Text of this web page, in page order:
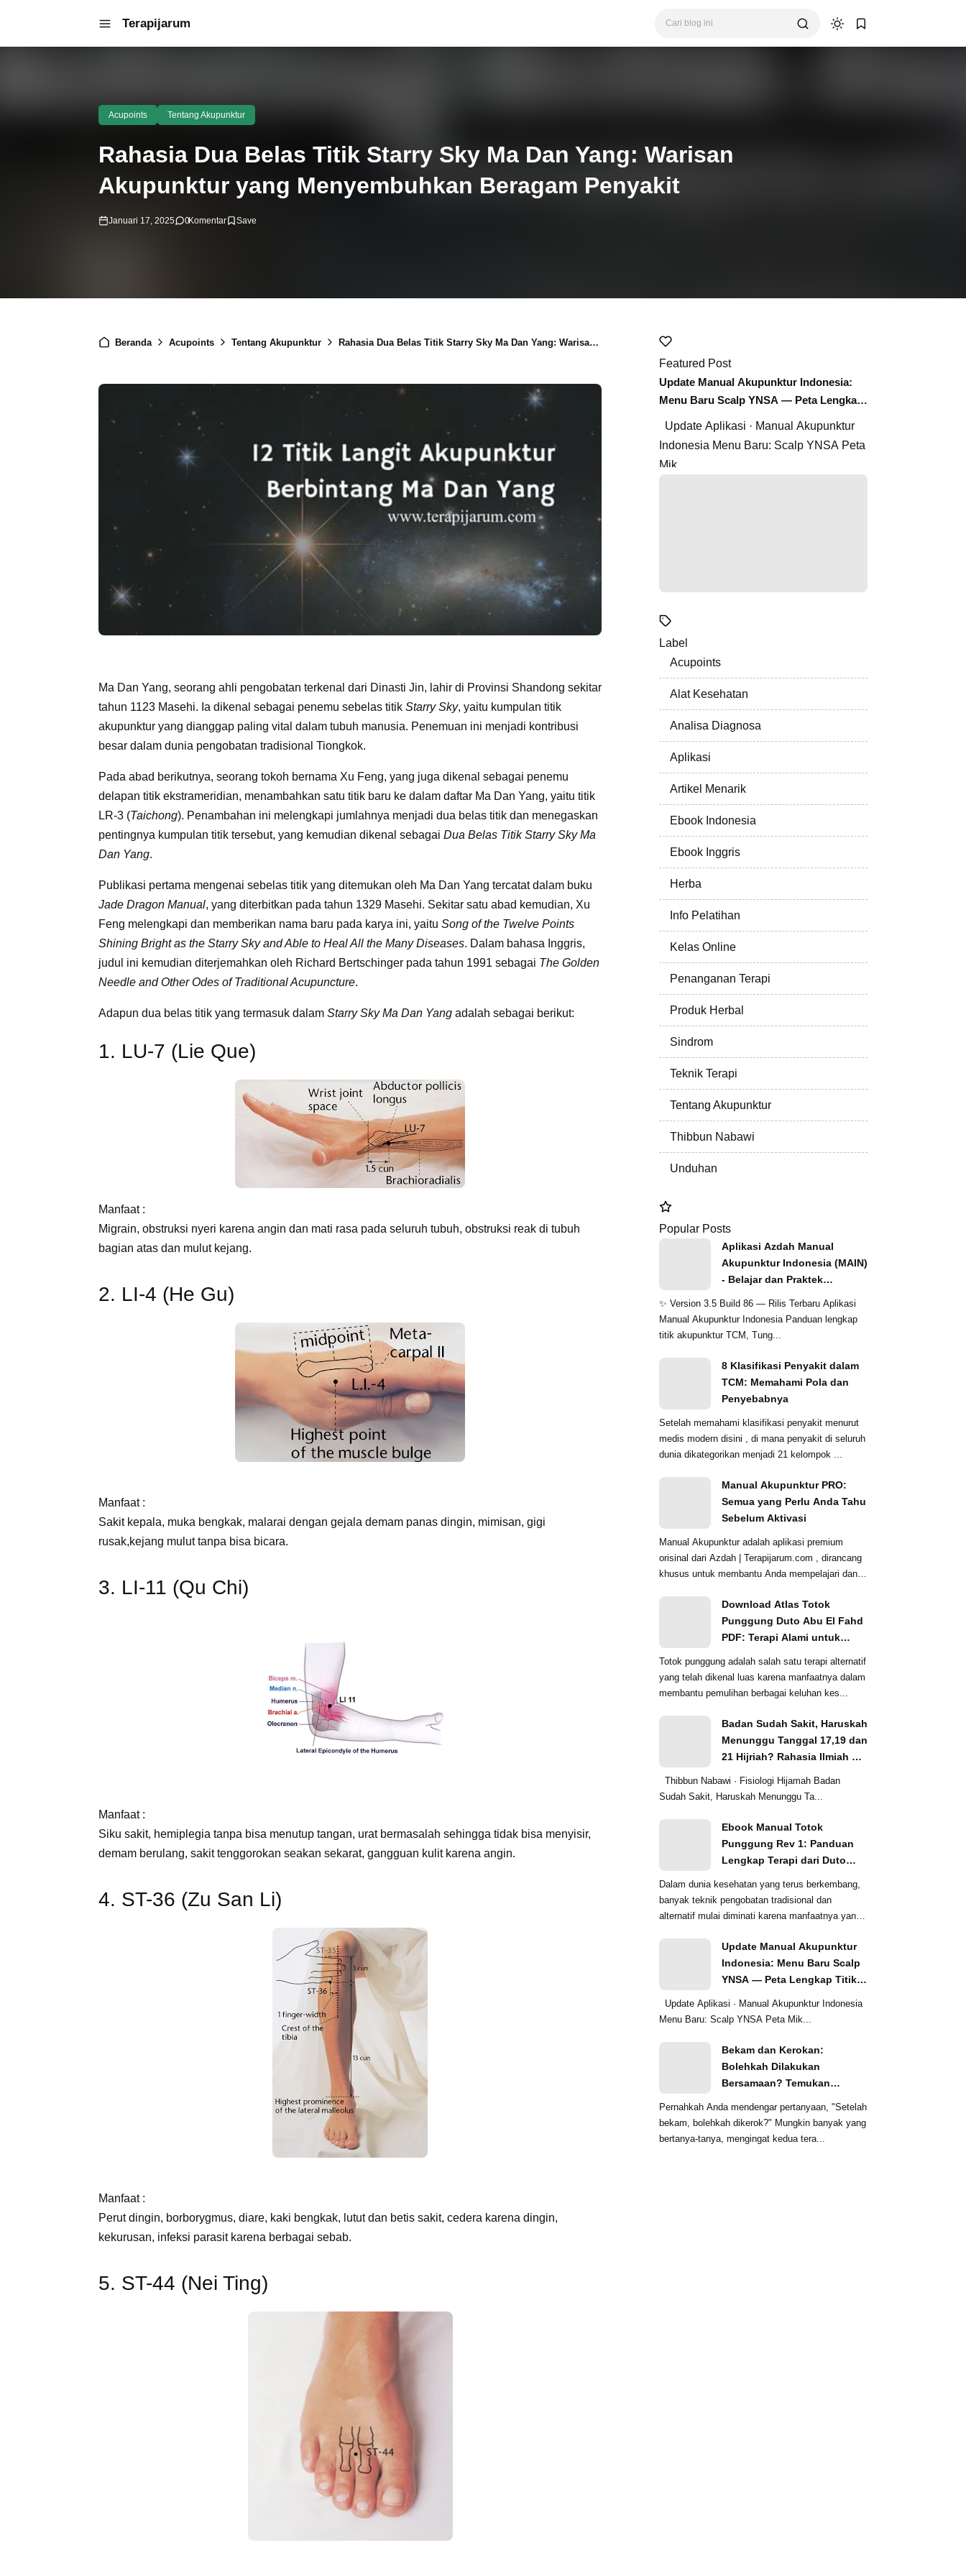
Terapijarum
Acupoints Tentang Akupunktur
Rahasia Dua Belas Titik Starry Sky Ma Dan Yang: Warisan
Akupunktur yang Menyembuhkan Beragam Penyakit
Januari 17, 2025 0Komentar
Beranda Acupoints Tentang Akupunktur Rahasia Dua Belas Titik Starry Sky Ma Dan Yang: Warisan Akupunktur yang Menyembuhkan Beragam Penyakit
Ma Dan Yang, seorang ahli pengobatan terkenal dari Dinasti Jin, lahir di Provinsi Shandong sekitar
tahun 1123 Masehi. Ia dikenal sebagai penemu sebelas titik Starry Sky, yaitu kumpulan titik
akupunktur yang dianggap paling vital dalam tubuh manusia. Penemuan ini menjadi kontribusi
besar dalam dunia pengobatan tradisional Tiongkok.
Pada abad berikutnya, seorang tokoh bernama Xu Feng, yang juga dikenal sebagai penemu
delapan titik ekstrameridian, menambahkan satu titik baru ke dalam daftar Ma Dan Yang, yaitu titik
LR-3 (Taichong). Penambahan ini melengkapi jumlahnya menjadi dua belas titik dan menegaskan
pentingnya kumpulan titik tersebut, yang kemudian dikenal sebagai Dua Belas Titik Starry Sky Ma
Dan Yang.
Publikasi pertama mengenai sebelas titik yang ditemukan oleh Ma Dan Yang tercatat dalam buku
Jade Dragon Manual, yang diterbitkan pada tahun 1329 Masehi. Sekitar satu abad kemudian, Xu
Feng melengkapi dan memberikan nama baru pada karya ini, yaitu Song of the Twelve Points
Shining Bright as the Starry Sky and Able to Heal All the Many Diseases. Dalam bahasa Inggris,
judul ini kemudian diterjemahkan oleh Richard Bertschinger pada tahun 1991 sebagai The Golden
Needle and Other Odes of Traditional Acupuncture.
Adapun dua belas titik yang termasuk dalam Starry Sky Ma Dan Yang adalah sebagai berikut:
1. LU-7 (Lie Que)
Manfaat :
Migrain, obstruksi nyeri karena angin dan mati rasa pada seluruh tubuh, obstruksi reak di tubuh
bagian atas dan mulut kejang.
2. LI-4 (He Gu)
Manfaat :
Sakit kepala, muka bengkak, malarai dengan gejala demam panas dingin, mimisan, gigi
rusak,kejang mulut tanpa bisa bicara.
3. LI-11 (Qu Chi)
Manfaat :
Siku sakit, hemiplegia tanpa bisa menutup tangan, urat bermasalah sehingga tidak bisa menyisir,
demam berulang, sakit tenggorokan seakan sekarat, gangguan kulit karena angin.
4. ST-36 (Zu San Li)
Manfaat :
Perut dingin, borborygmus, diare, kaki bengkak, lutut dan betis sakit, cedera karena dingin,
kekurusan, infeksi parasit karena berbagai sebab.
5. ST-44 (Nei Ting)
Featured Post
Update Manual Akupunktur Indonesia:
Menu Baru Scalp YNSA — Peta Lengkap
Indonesia Menu Baru: Scalp YNSA Peta
Mik...
Label
Acupoints
Alat Kesehatan
Analisa Diagnosa
Aplikasi
Artikel Menarik
Ebook Indonesia
Ebook Inggris
Herba
Info Pelatihan
Kelas Online
Penanganan Terapi
Produk Herbal
Sindrom
Teknik Terapi
Tentang Akupunktur
Thibbun Nabawi
Unduhan
Popular Posts
Aplikasi Azdah Manual
Akupunktur Indonesia (MAIN)
- Belajar dan Praktek
✨ Version 3.5 Build 86 — Rilis Terbaru Aplikasi
Manual Akupunktur Indonesia Panduan lengkap
titik akupunktur TCM, Tung...
8 Klasifikasi Penyakit dalam
TCM: Memahami Pola dan
Penyebabnya
Setelah memahami klasifikasi penyakit menurut
medis modern disini , di mana penyakit di seluruh
dunia dikategorikan menjadi 21 kelompok ...
Manual Akupunktur PRO:
Semua yang Perlu Anda Tahu
Sebelum Aktivasi
Manual Akupunktur adalah aplikasi premium
orisinal dari Azdah | Terapijarum.com , dirancang
khusus untuk membantu Anda mempelajari dan
Download Atlas Totok
Punggung Duto Abu El Fahd
PDF: Terapi Alami untuk
Totok punggung adalah salah satu terapi alternatif
yang telah dikenal luas karena manfaatnya dalam
membantu pemulihan berbagai keluhan kes...
Badan Sudah Sakit, Haruskah
Menunggu Tanggal 17,19 dan
21 Hijriah? Rahasia Ilmiah di
Sudah Sakit, Haruskah Menunggu Ta...
Ebook Manual Totok
Punggung Rev 1: Panduan
Lengkap Terapi dari Duto
Dalam dunia kesehatan yang terus berkembang,
banyak teknik pengobatan tradisional dan
alternatif mulai diminati karena manfaatnya yang
Update Manual Akupunktur
Indonesia: Menu Baru Scalp
YNSA — Peta Lengkap Titik
Menu Baru: Scalp YNSA Peta Mik...
Bekam dan Kerokan:
Bolehkah Dilakukan
Bersamaan? Temukan
Pernahkah Anda mendengar pertanyaan, "Setelah
bekam, bolehkah dikerok?" Mungkin banyak yang
bertanya-tanya, mengingat kedua tera...